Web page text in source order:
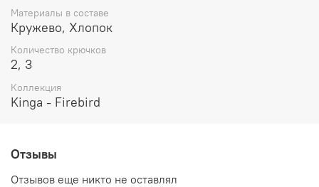
длине.
Состав:
20% эластан
17% полиэстер
Материалы в составе
Кружево, Хлопок
Количество крючков
2, 3
Коллекция
Kinga - Firebird
Отзывы
Отзывов еще никто не оставлял